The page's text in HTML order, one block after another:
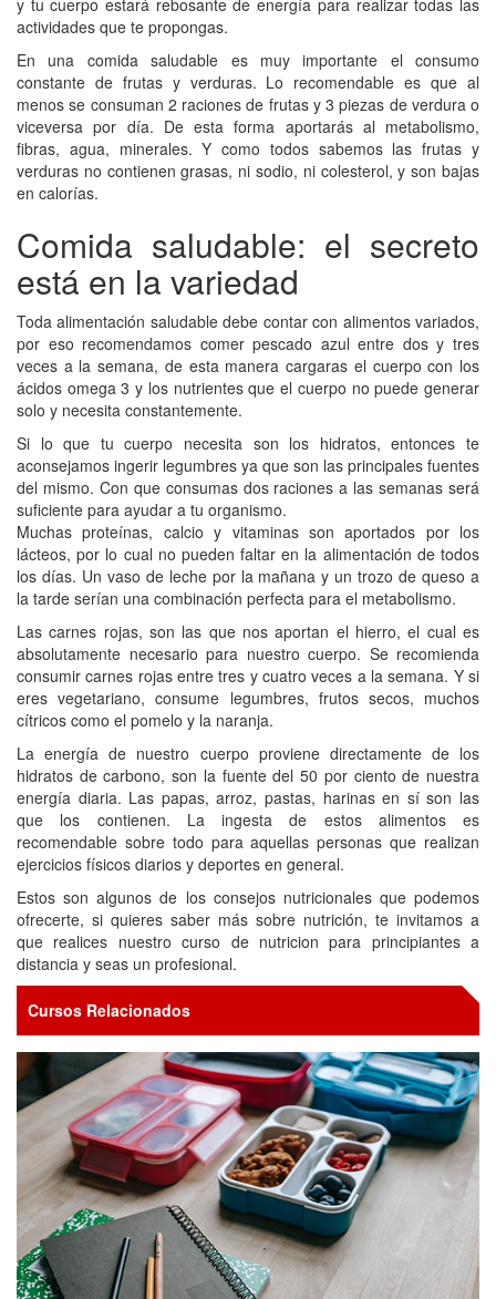
y tu cuerpo estará rebosante de energía para realizar todas las
actividades que te propongas.
En una comida saludable es muy importante el consumo
constante de frutas y verduras. Lo recomendable es que al
menos se consuman 2 raciones de frutas y 3 piezas de verdura o
viceversa por día. De esta forma aportarás al metabolismo,
fibras, agua, minerales. Y como todos sabemos las frutas y
verduras no contienen grasas, ni sodio, ni colesterol, y son bajas
en calorías.
Comida saludable: el secreto
está en la variedad
Toda alimentación saludable debe contar con alimentos variados,
por eso recomendamos comer pescado azul entre dos y tres
veces a la semana, de esta manera cargaras el cuerpo con los
ácidos omega 3 y los nutrientes que el cuerpo no puede generar
solo y necesita constantemente.
Si lo que tu cuerpo necesita son los hidratos, entonces te
aconsejamos ingerir legumbres ya que son las principales fuentes
del mismo. Con que consumas dos raciones a las semanas será
suficiente para ayudar a tu organismo.
Muchas proteínas, calcio y vitaminas son aportados por los
lácteos, por lo cual no pueden faltar en la alimentación de todos
los días. Un vaso de leche por la mañana y un trozo de queso a
la tarde serían una combinación perfecta para el metabolismo.
Las carnes rojas, son las que nos aportan el hierro, el cual es
absolutamente necesario para nuestro cuerpo. Se recomienda
consumir carnes rojas entre tres y cuatro veces a la semana. Y si
eres vegetariano, consume legumbres, frutos secos, muchos
cítricos como el pomelo y la naranja.
La energía de nuestro cuerpo proviene directamente de los
hidratos de carbono, son la fuente del 50 por ciento de nuestra
energía diaria. Las papas, arroz, pastas, harinas en sí son las
que los contienen. La ingesta de estos alimentos es
recomendable sobre todo para aquellas personas que realizan
ejercicios físicos diarios y deportes en general.
Estos son algunos de los consejos nutricionales que podemos
ofrecerte, si quieres saber más sobre nutrición, te invitamos a
que realices nuestro curso de nutricion para principiantes a
distancia y seas un profesional.
Cursos Relacionados